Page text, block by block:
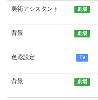
美術アシスタント
背景
色彩設定
背景